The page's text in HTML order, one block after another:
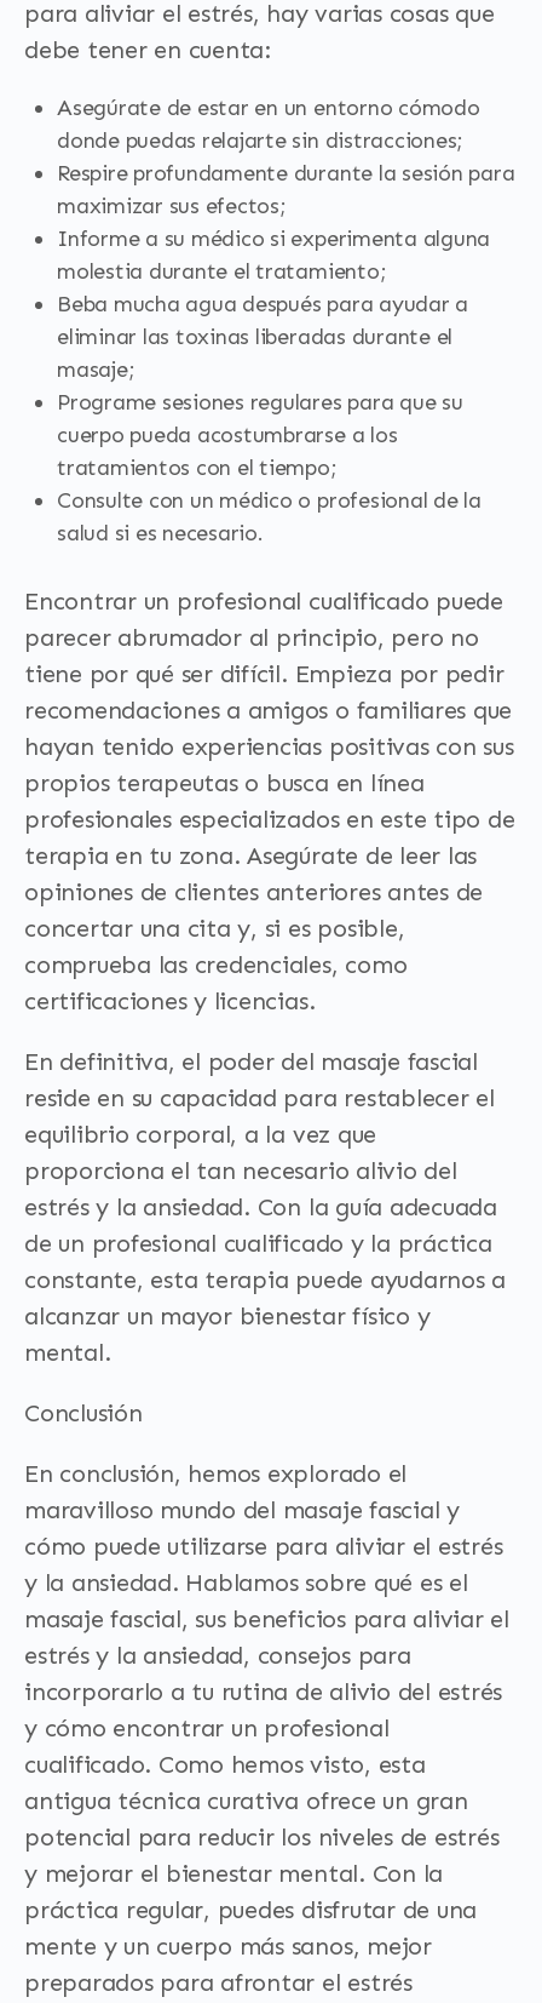
para aliviar el estrés, hay varias cosas que
debe tener en cuenta:
Asegúrate de estar en un entorno cómodo
donde puedas relajarte sin distracciones;
Respire profundamente durante la sesión para
maximizar sus efectos;
Informe a su médico si experimenta alguna
molestia durante el tratamiento;
Beba mucha agua después para ayudar a
eliminar las toxinas liberadas durante el
masaje;
Programe sesiones regulares para que su
cuerpo pueda acostumbrarse a los
tratamientos con el tiempo;
Consulte con un médico o profesional de la
salud si es necesario.
Encontrar un profesional cualificado puede
parecer abrumador al principio, pero no
tiene por qué ser difícil. Empieza por pedir
recomendaciones a amigos o familiares que
hayan tenido experiencias positivas con sus
propios terapeutas o busca en línea
profesionales especializados en este tipo de
terapia en tu zona. Asegúrate de leer las
opiniones de clientes anteriores antes de
concertar una cita y, si es posible,
comprueba las credenciales, como
certificaciones y licencias.
En definitiva, el poder del masaje fascial
reside en su capacidad para restablecer el
equilibrio corporal, a la vez que
proporciona el tan necesario alivio del
estrés y la ansiedad. Con la guía adecuada
de un profesional cualificado y la práctica
constante, esta terapia puede ayudarnos a
alcanzar un mayor bienestar físico y
mental.
Conclusión
En conclusión, hemos explorado el
maravilloso mundo del masaje fascial y
cómo puede utilizarse para aliviar el estrés
y la ansiedad. Hablamos sobre qué es el
masaje fascial, sus beneficios para aliviar el
estrés y la ansiedad, consejos para
incorporarlo a tu rutina de alivio del estrés
y cómo encontrar un profesional
cualificado. Como hemos visto, esta
antigua técnica curativa ofrece un gran
potencial para reducir los niveles de estrés
y mejorar el bienestar mental. Con la
práctica regular, puedes disfrutar de una
mente y un cuerpo más sanos, mejor
preparados para afrontar el estrés